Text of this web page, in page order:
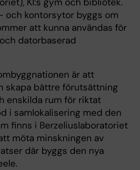
och kontorsytor byggs om
att kunna användas för
datorbaserad
är att
skapa bättre förutsättning
enskilda rum för riktat
i samlokalisering med den
finns i Berzeliuslaboratoriet
möta minskningen av
där byggs den nya